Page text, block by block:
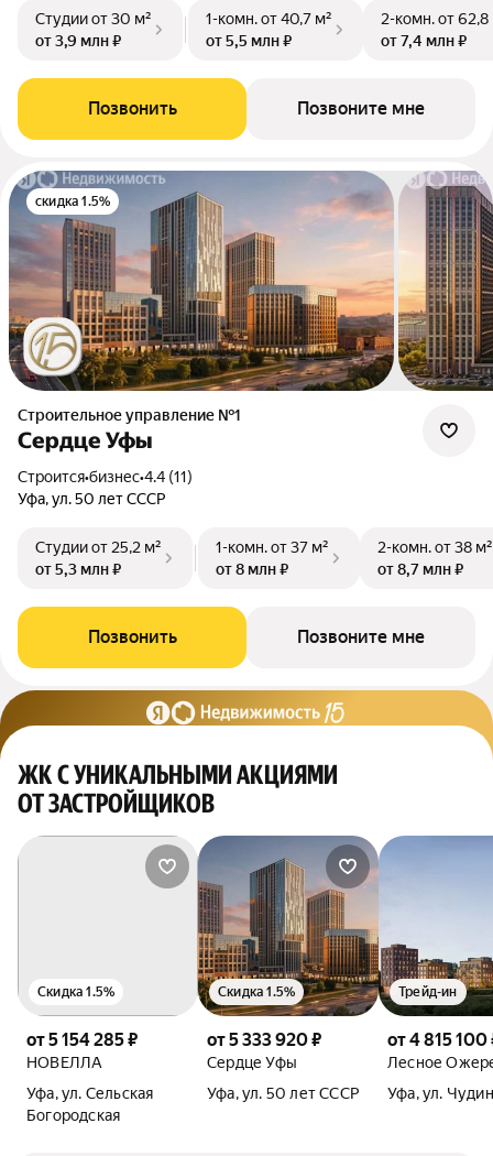
Студииот 30 м²
от 3,9 млн ₽
1-комн.от 40,7 м²
от 5,5 млн ₽
2-комн.от 62,8
от 7,4 млн ₽
Позвонить Позвоните мне
скидка 1.5%
Строительное управление №1
Сердце Уфы
Строится•бизнес•4.4 (11)
Уфа, ул. 50 лет СССР
Студииот 25,2 м²
от 5,3 млн ₽
1-комн.от 37 м²
от 8 млн ₽
2-комн.от 38 м²
от 8,7 млн ₽
Позвонить Позвоните мне
ЖК С УНИКАЛЬНЫМИ АКЦИЯМИ
ОТ ЗАСТРОЙЩИКОВ
от 5 154 285 ₽
НОВЕЛЛА
Уфа, ул. Сельская
Богородская
Скидка 1.5%
от 5 333 920 ₽
Сердце Уфы
Уфа, ул. 50 лет СССР
Скидка 1.5%
от 4 815 100
Лесное
Уфа, ул.
Трейд-ин